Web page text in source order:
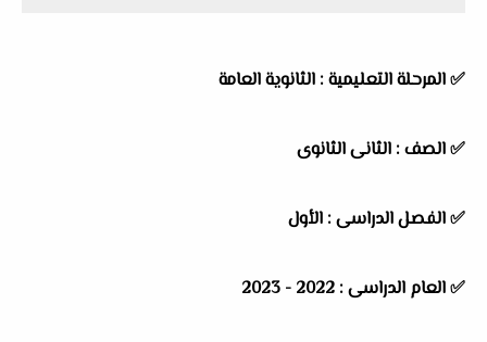
✅ المرحلة التعليمية : الثانوية العامة
✅ الصف : الثانى الثانوى
✅ الفصل الدراسى : الأول
✅ العام الدراسى : 2022 - 2023